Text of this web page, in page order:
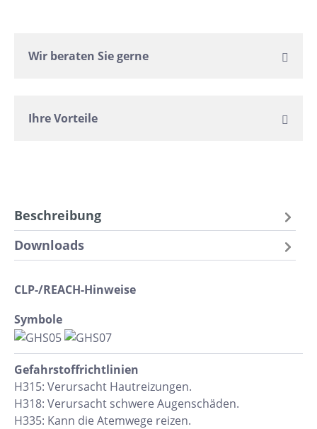
Wir beraten Sie gerne
Ihre Vorteile
Beschreibung
Downloads
CLP-/REACH-Hinweise
Symbole
Gefahrstoff​richtlinien
H315: Verursacht Hautreizungen.
H318: Verursacht schwere Augenschäden.
H335: Kann die Atemwege reizen.